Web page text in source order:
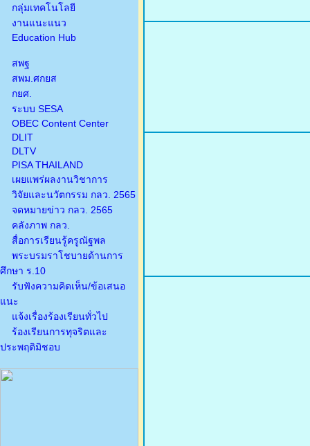
กลุ่มเทคโนโลยี
งานแนะแนว
Education Hub
สพฐ
สพม.ศกยส
กยศ.
ระบบ SESA
OBEC Content Center
DLIT
DLTV
PISA THAILAND
เผยแพร่ผลงานวิชาการ
วิจัยและนวัตกรรม กลว. 2565
จดหมายข่าว กลว. 2565
คลังภาพ กลว.
สื่อการเรียนรู้ครูณัฐพล
พระบรมราโชบายด้านการ
ศึกษา ร.10
รับฟังความคิดเห็น/ข้อเสนอ
แนะ
แจ้งเรื่องร้องเรียนทั่วไป
ร้องเรียนการทุจริตและ
ประพฤติมิชอบ